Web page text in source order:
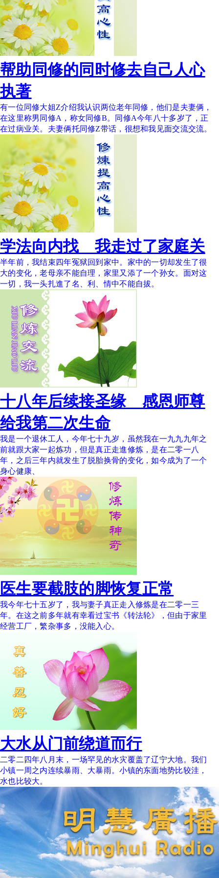
帮助同修的同时修去自己人心
执著
有一位同修大姐Z介绍我认识两位老年同修，他们是夫妻俩，
在这里称男同修A，称女同修B。同修A今年八十多岁了，正
在过病业关。夫妻俩托同修Z带话，很想和我见面交流交流。
学法向内找 我走过了家庭关
半年前，我结束四年冤狱回到家中。家中的一切却发生了很
大的变化，老母亲不能自理，家里又添了一个孙女。面对这
一切，我一头扎進了名、利、情中不能自拔。
十八年后续接圣缘 感恩师尊
给我第二次生命
我是一个退休工人，今年七十九岁，虽然我在一九九九年之
前就跟大家一起炼功，但是真正走進修炼，是在二零一八
年，之后三年内就发生了脱胎换骨的变化，如今成为了一个
身心健康、
医生要截肢的脚恢复正常
我今年七十五岁了，我与妻子真正走入修炼是在二零一三
年。在这之前多年就有幸看过宝书《转法轮》，但由于家里
经营工厂，繁杂事多，没能入心。
大水从门前绕道而行
二零二四年八月末，一场罕见的水灾覆盖了辽宁大地。我们
小镇一周之内连续暴雨、大暴雨。小镇的东面地势比较洼，
水也比较大。